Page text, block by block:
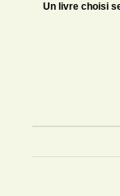
Un livre choisi